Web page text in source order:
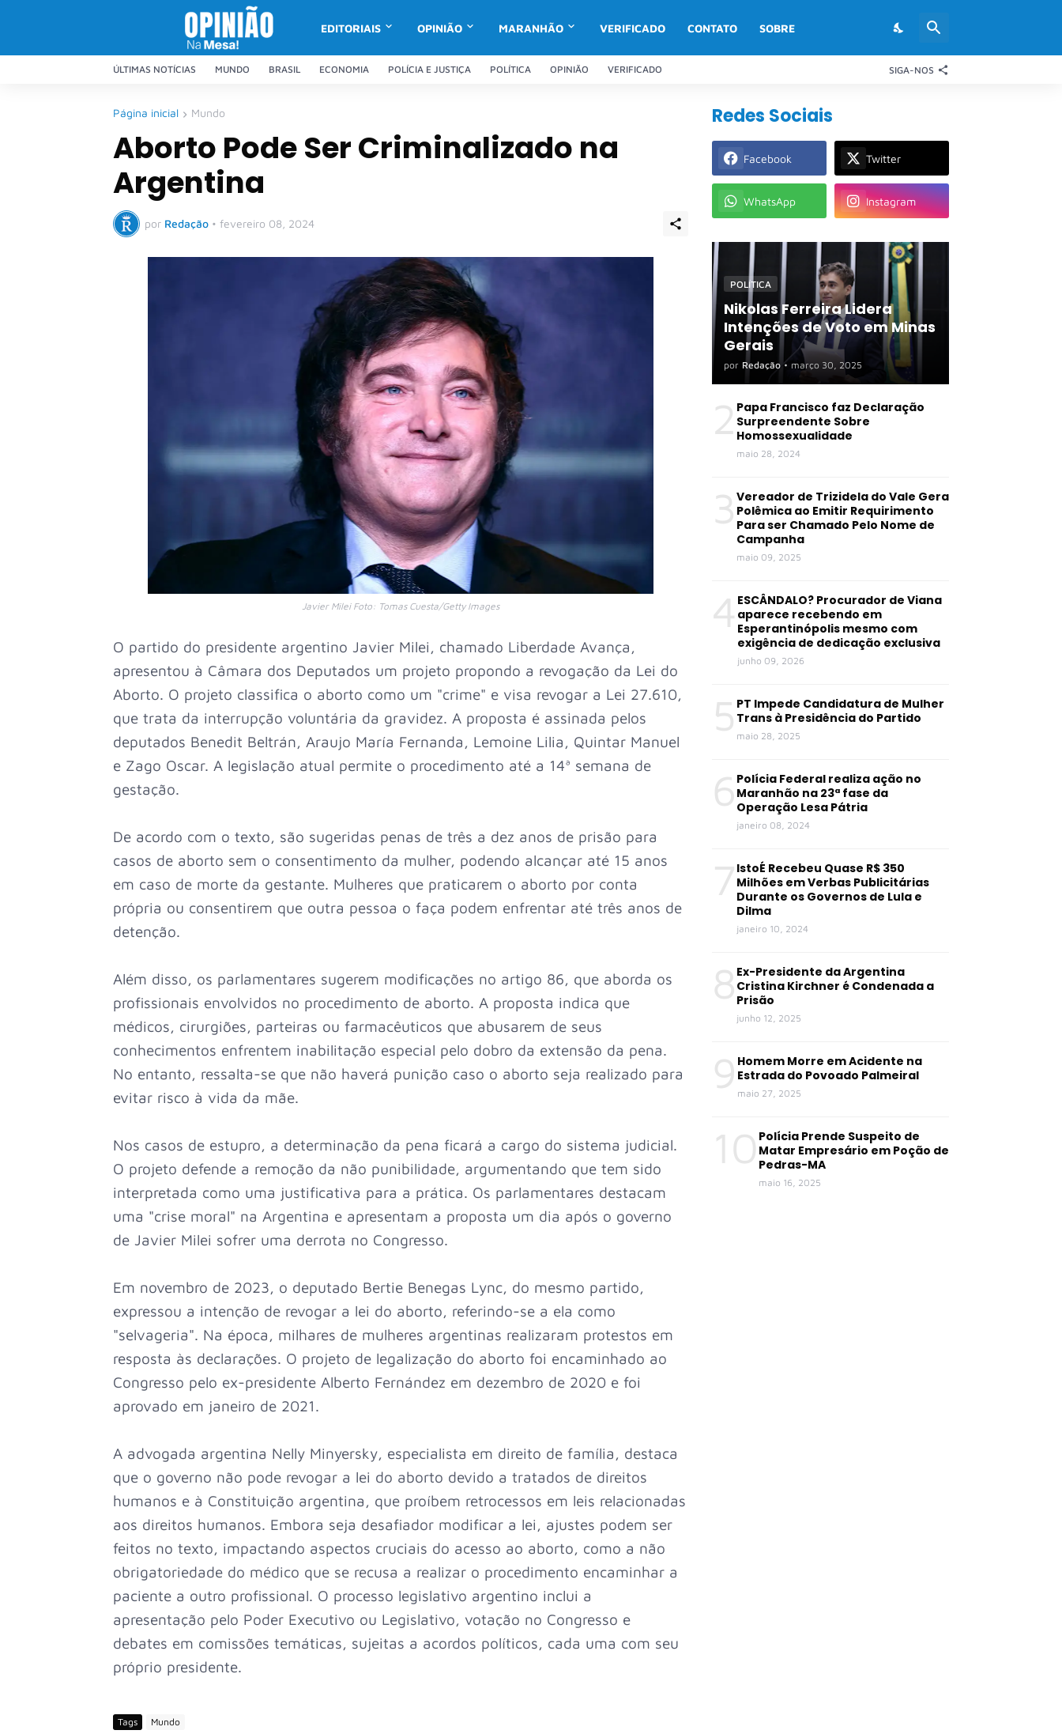
EDITORIAIS OPINIÃO MARANHÃO VERIFICADO CONTATO SOBRE
ÚLTIMAS NOTÍCIAS MUNDO BRASIL ECONOMIA POLÍCIA E JUSTIÇA POLÍTICA OPINIÃO VERIFICADO SIGA-NOS
Página inicial Mundo
Aborto Pode Ser Criminalizado na
Argentina
por Redação • fevereiro 08, 2024
Javier Milei Foto: Tomas Cuesta/Getty Images
O partido do presidente argentino Javier Milei, chamado Liberdade Avança,
apresentou à Câmara dos Deputados um projeto propondo a revogação da Lei do
Aborto. O projeto classifica o aborto como um "crime" e visa revogar a Lei 27.610,
que trata da interrupção voluntária da gravidez. A proposta é assinada pelos
deputados Benedit Beltrán, Araujo María Fernanda, Lemoine Lilia, Quintar Manuel
e Zago Oscar. A legislação atual permite o procedimento até a 14ª semana de
gestação.
De acordo com o texto, são sugeridas penas de três a dez anos de prisão para
casos de aborto sem o consentimento da mulher, podendo alcançar até 15 anos
em caso de morte da gestante. Mulheres que praticarem o aborto por conta
própria ou consentirem que outra pessoa o faça podem enfrentar até três anos de
detenção.
Além disso, os parlamentares sugerem modificações no artigo 86, que aborda os
profissionais envolvidos no procedimento de aborto. A proposta indica que
médicos, cirurgiões, parteiras ou farmacêuticos que abusarem de seus
conhecimentos enfrentem inabilitação especial pelo dobro da extensão da pena.
No entanto, ressalta-se que não haverá punição caso o aborto seja realizado para
evitar risco à vida da mãe.
Nos casos de estupro, a determinação da pena ficará a cargo do sistema judicial.
O projeto defende a remoção da não punibilidade, argumentando que tem sido
interpretada como uma justificativa para a prática. Os parlamentares destacam
uma "crise moral" na Argentina e apresentam a proposta um dia após o governo
de Javier Milei sofrer uma derrota no Congresso.
Em novembro de 2023, o deputado Bertie Benegas Lync, do mesmo partido,
expressou a intenção de revogar a lei do aborto, referindo-se a ela como
"selvageria". Na época, milhares de mulheres argentinas realizaram protestos em
resposta às declarações. O projeto de legalização do aborto foi encaminhado ao
Congresso pelo ex-presidente Alberto Fernández em dezembro de 2020 e foi
aprovado em janeiro de 2021.
A advogada argentina Nelly Minyersky, especialista em direito de família, destaca
que o governo não pode revogar a lei do aborto devido a tratados de direitos
humanos e à Constituição argentina, que proíbem retrocessos em leis relacionadas
aos direitos humanos. Embora seja desafiador modificar a lei, ajustes podem ser
feitos no texto, impactando aspectos cruciais do acesso ao aborto, como a não
obrigatoriedade do médico que se recusa a realizar o procedimento encaminhar a
paciente a outro profissional. O processo legislativo argentino inclui a
apresentação pelo Poder Executivo ou Legislativo, votação no Congresso e
debates em comissões temáticas, sujeitas a acordos políticos, cada uma com seu
próprio presidente.
Tags Mundo
Redes Sociais
Facebook Twitter
WhatsApp Instagram
POLÍTICA
Nikolas Ferreira Lidera
Intenções de Voto em Minas
Gerais
por Redação • março 30, 2025
2 Papa Francisco faz Declaração
Surpreendente Sobre
Homossexualidade
maio 28, 2024
3 Vereador de Trizidela do Vale Gera
Polêmica ao Emitir Requirimento
Para ser Chamado Pelo Nome de
Campanha
maio 09, 2025
4 ESCÂNDALO? Procurador de Viana
aparece recebendo em
Esperantinópolis mesmo com
exigência de dedicação exclusiva
junho 09, 2026
5 PT Impede Candidatura de Mulher
Trans à Presidência do Partido
maio 28, 2025
6 Polícia Federal realiza ação no
Maranhão na 23ª fase da
Operação Lesa Pátria
janeiro 08, 2024
7 IstoÉ Recebeu Quase R$ 350
Milhões em Verbas Publicitárias
Durante os Governos de Lula e
Dilma
janeiro 10, 2024
8 Ex-Presidente da Argentina
Cristina Kirchner é Condenada a
Prisão
junho 12, 2025
9 Homem Morre em Acidente na
Estrada do Povoado Palmeiral
maio 27, 2025
10 Polícia Prende Suspeito de
Matar Empresário em Poção de
Pedras-MA
maio 16, 2025